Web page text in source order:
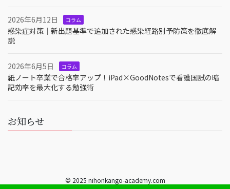
2026年6月12日 コラム
感染症対策｜新出題基準で追加された感染経路別予防策を徹底解
説
2026年6月5日 コラム
紙ノート卒業で合格率アップ！iPad×GoodNotesで看護国試の暗
記効率を最大化する勉強術
お知らせ
© 2025 nihonkango-academy.com